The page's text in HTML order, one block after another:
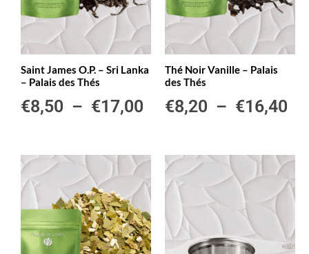
Saint James O.P. – Sri Lanka
– Palais des Thés
€8,50 – €17,00
Thé Noir Vanille – Palais
des Thés
€8,20 – €16,40